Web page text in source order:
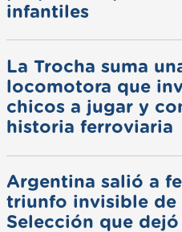
infantiles
La Trocha suma
locomotora que
chicos a jugar y
historia ferroviaria
Argentina salió a
triunfo invisible de
Selección que